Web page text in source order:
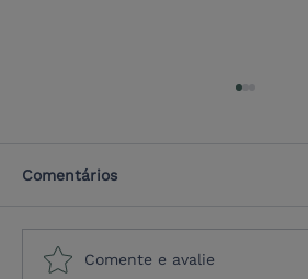
Comentários
Comente e avalie